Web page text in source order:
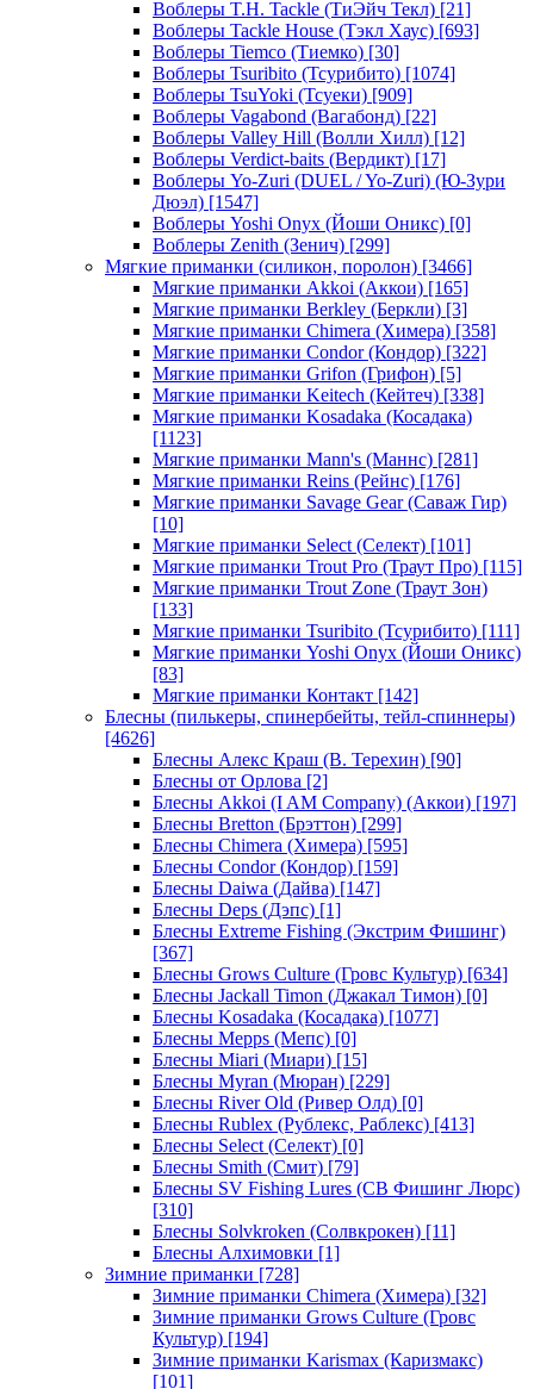
Воблеры T.H. Tackle (ТиЭйч Текл) [21]
Воблеры Tackle House (Тэкл Хаус) [693]
Воблеры Tiemco (Тиемко) [30]
Воблеры Tsuribito (Тсурибито) [1074]
Воблеры TsuYoki (Тсуеки) [909]
Воблеры Vagabond (Вагабонд) [22]
Воблеры Valley Hill (Волли Хилл) [12]
Воблеры Verdict-baits (Вердикт) [17]
Воблеры Yo-Zuri (DUEL / Yo-Zuri) (Ю-Зури
Дюэл) [1547]
Воблеры Yoshi Onyx (Йоши Оникс) [0]
Воблеры Zenith (Зенич) [299]
Мягкие приманки (силикон, поролон) [3466]
Мягкие приманки Akkoi (Аккои) [165]
Мягкие приманки Berkley (Беркли) [3]
Мягкие приманки Chimera (Химера) [358]
Мягкие приманки Condor (Кондор) [322]
Мягкие приманки Grifon (Грифон) [5]
Мягкие приманки Keitech (Кейтеч) [338]
Мягкие приманки Kosadaka (Косадака)
[1123]
Мягкие приманки Mann's (Маннс) [281]
Мягкие приманки Reins (Рейнс) [176]
Мягкие приманки Savage Gear (Саваж Гир)
[10]
Мягкие приманки Select (Селект) [101]
Мягкие приманки Trout Pro (Траут Про) [115]
Мягкие приманки Trout Zone (Траут Зон)
[133]
Мягкие приманки Tsuribito (Тсурибито) [111]
Мягкие приманки Yoshi Onyx (Йоши Оникс)
[83]
Мягкие приманки Контакт [142]
Блесны (пилькеры, спинербейты, тейл-спиннеры)
[4626]
Блесны Алекс Краш (В. Терехин) [90]
Блесны от Орлова [2]
Блесны Akkoi (I AM Company) (Аккои) [197]
Блесны Bretton (Брэттон) [299]
Блесны Chimera (Химера) [595]
Блесны Condor (Кондор) [159]
Блесны Daiwa (Дайва) [147]
Блесны Deps (Дэпс) [1]
Блесны Extreme Fishing (Экстрим Фишинг)
[367]
Блесны Grows Culture (Гровс Культур) [634]
Блесны Jackall Timon (Джакал Тимон) [0]
Блесны Kosadaka (Косадака) [1077]
Блесны Mepps (Мепс) [0]
Блесны Miari (Миари) [15]
Блесны Myran (Мюран) [229]
Блесны River Old (Ривер Олд) [0]
Блесны Rublex (Рублекс, Раблекс) [413]
Блесны Select (Селект) [0]
Блесны Smith (Смит) [79]
Блесны SV Fishing Lures (СВ Фишинг Люрс)
[310]
Блесны Solvkroken (Солвкрокен) [11]
Блесны Алхимовки [1]
Зимние приманки [728]
Зимние приманки Chimera (Химера) [32]
Зимние приманки Grows Culture (Гровс
Культур) [194]
Зимние приманки Karismax (Каризмакс)
[101]